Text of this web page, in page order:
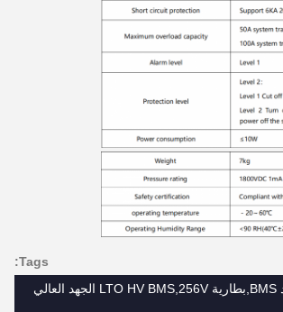
Tags:
250A عالية الجهد BMS,بطارية LTO HV BMS,256V الجهد العالي